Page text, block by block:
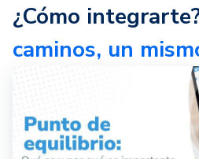
¿Cómo
caminos, un